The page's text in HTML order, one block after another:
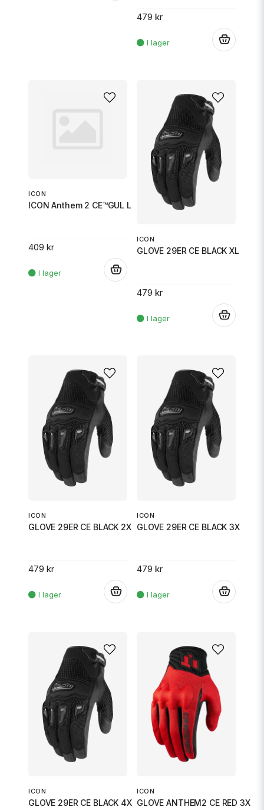
479 kr
ICON
ICON Anthem 2 CE™GUL L
409 kr
ICON
GLOVE 29ER CE BLACK XL
479 kr
ICON
GLOVE 29ER CE BLACK 2X
479 kr
ICON
GLOVE 29ER CE BLACK 3X
479 kr
ICON
GLOVE 29ER CE BLACK 4X
ICON
GLOVE ANTHEM2 CE RED 3X